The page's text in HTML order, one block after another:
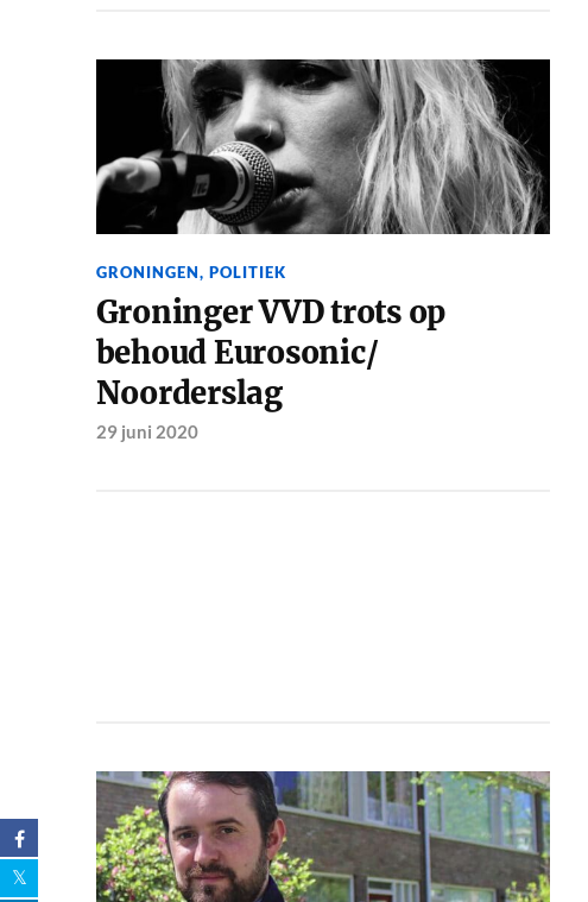
GRONINGEN, POLITIEK
Groninger VVD trots op
behoud Eurosonic/
Noorderslag
29 juni 2020